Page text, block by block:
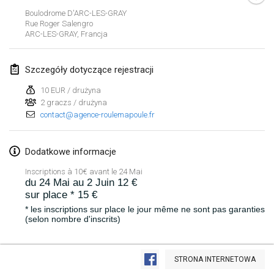
Lista widoku
Boulodrome D'ARC-LES-GRAY
Rue Roger Salengro
ARC-LES-GRAY, Francja
Szczegóły dotyczące rejestracji
10 EUR / drużyna
2 graczs / drużyna
contact@agence-roulemapoule.fr
Dodatkowe informacje
Inscriptions à 10€ avant le 24 Mai
du 24 Mai au 2 Juin 12 €
sur place * 15 €
* les inscriptions sur place le jour même ne sont pas garanties
(selon nombre d'inscrits)
4 places qualificatives à Ornans
STRONA INTERNETOWA
Lumi Mölkky
3 lut 2018| Finlandia
10 lut 2018 | Francja
Faschings-Mölkky
11 lut 2018|Niemcy
Rakovnické mölkkování
SM HalliMölkky - Finnish Championship
24 lut 2018|Finlandia